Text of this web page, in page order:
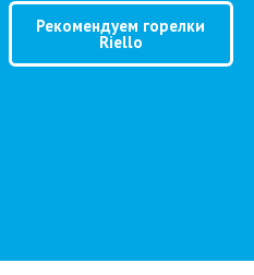
Рекомендуем горелки
Riello